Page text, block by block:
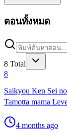
ตอนทั้งหมด
8 Total
8
Saikyou Ken Sei
Tamotta mama
4 months ago